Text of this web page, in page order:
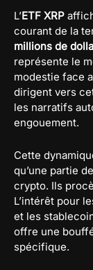
L’ETF XRP
courant de la
millions de
représente le
modestie face
dirigent vers
les narratifs
engouement.
Cette
qu’une partie
crypto. Ils
L’intérêt pour
et les
offre une
spécifique.